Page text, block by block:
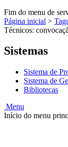
Fim do menu de
Página inicial >
Técnicos:
Sistemas
Sistema de
Sistema de
Bibliotecas
Menu
Início do menu